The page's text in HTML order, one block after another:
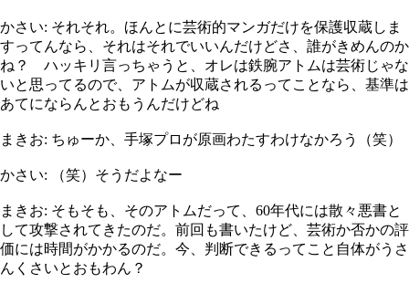
かさい: それそれ。ほんとに芸術的マンガだけを保護収蔵しま
すってんなら、それはそれでいいんだけどさ、誰がきめんのか
ね？ ハッキリ言っちゃうと、オレは鉄腕アトムは芸術じゃな
いと思ってるので、アトムが収蔵されるってことなら、基準は
あてにならんとおもうんだけどね
まきお: ちゅーか、手塚プロが原画わたすわけなかろう（笑）
かさい: （笑）そうだよなー
まきお: そもそも、そのアトムだって、60年代には散々悪書と
して攻撃されてきたのだ。前回も書いたけど、芸術か否かの評
価には時間がかかるのだ。今、判断できるってこと自体がうさ
んくさいとおもわん？